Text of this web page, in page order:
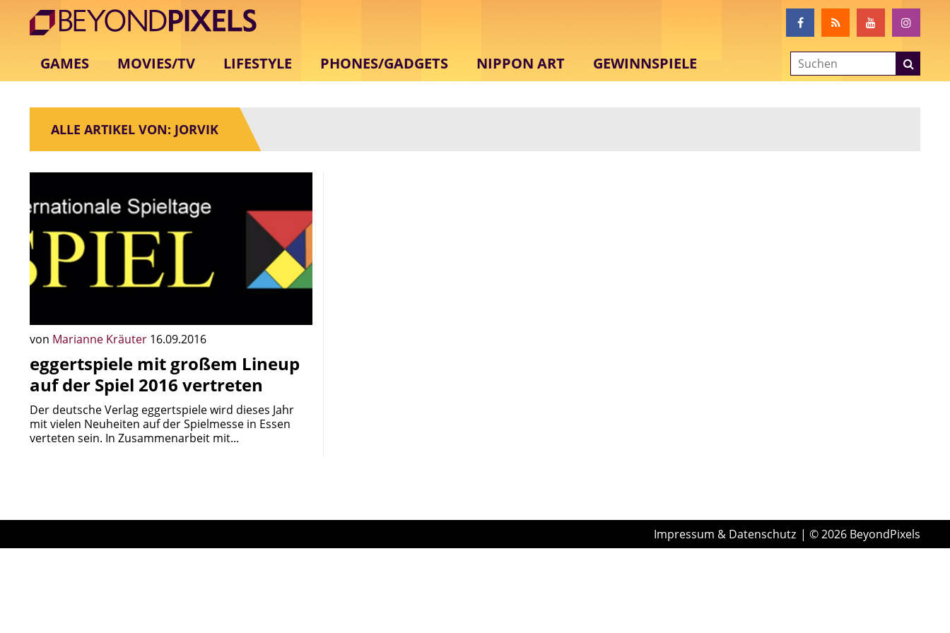
GAMES MOVIES/TV LIFESTYLE PHONES/GADGETS NIPPON ART GEWINNSPIELE
ALLE ARTIKEL VON: JORVIK
von Marianne Kräuter 16.09.2016
eggertspiele mit großem Lineup
auf der Spiel 2016 vertreten
Der deutsche Verlag eggertspiele wird dieses Jahr
mit vielen Neuheiten auf der Spielmesse in Essen
verteten sein. In Zusammenarbeit mit...
Impressum & Datenschutz | © 2026 BeyondPixels